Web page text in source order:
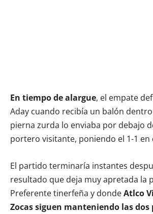
En tiempo de alargue, el empate
Aday cuando recibía un balón
pierna zurda lo enviaba por debajo
portero visitante, poniendo el 1-1 en
El partido terminaría instantes
resultado que deja muy apretada la
Preferente tinerfeña y dondeAtlco
Zocas siguen manteniendo las dos